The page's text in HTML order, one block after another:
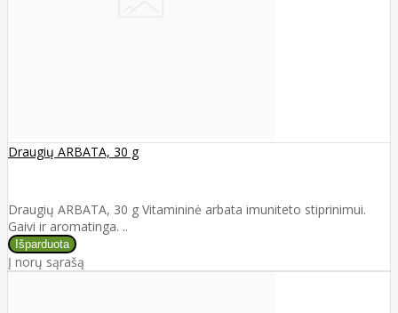
Draugių ARBATA, 30 g
Draugių ARBATA, 30 g Vitamininė arbata imuniteto stiprinimui.
Gaivi ir aromatinga. ..
Į norų sąrašą